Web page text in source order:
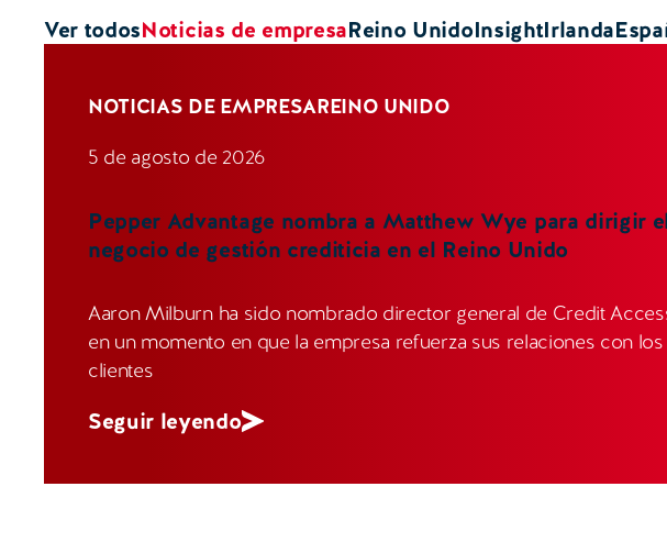
Ver todosNoticias de empresaReino UnidoInsightIrlanda
NOTICIAS DE EMPRESAREINO UNIDO
5 de agosto de 2026
Pepper Advantage nombra a Matthew Wye para dirigir
negocio de gestión crediticia en el Reino Unido
Aaron Milburn ha sido nombrado director general de Credit
en un momento en que la empresa refuerza sus relaciones con los
clientes
Seguir leyendo